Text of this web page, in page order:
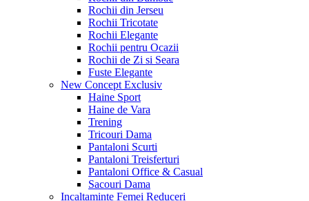
Rochii din Jerseu
Rochii Tricotate
Rochii Elegante
Rochii pentru Ocazii
Rochii de Zi si Seara
Fuste Elegante
New Concept Exclusiv
Haine Sport
Haine de Vara
Trening
Tricouri Dama
Pantaloni Scurti
Pantaloni Treisferturi
Pantaloni Office & Casual
Sacouri Dama
Incaltaminte Femei Reduceri